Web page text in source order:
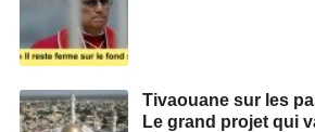
Tivaouane sur les
Le grand projet qui